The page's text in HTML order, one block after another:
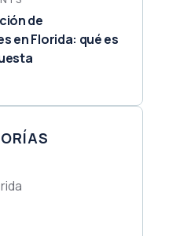
de
en Florida: qué es